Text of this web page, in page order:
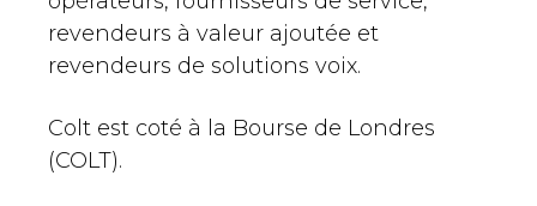
revendeurs à valeur ajoutée et
revendeurs de solutions voix.
Colt est coté à la Bourse de Londres
(COLT).